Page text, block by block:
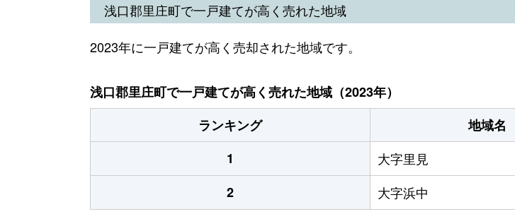
浅口郡里庄町で一戸建てが高く売れた地域
2023年に一戸建てが高く売却された地域です。
浅口郡里庄町で一戸建てが高く売れた地域（2023年）
ランキング
地域名
1
大字里見
2
大字浜中